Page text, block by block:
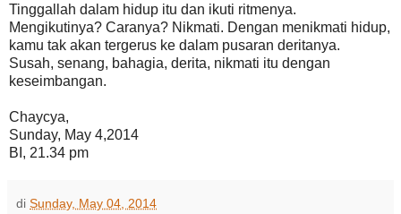
Tinggallah dalam hidup itu dan ikuti ritmenya.
Mengikutinya? Caranya? Nikmati. Dengan menikmati hidup,
kamu tak akan tergerus ke dalam pusaran deritanya.
Susah, senang, bahagia, derita, nikmati itu dengan
keseimbangan.
Chaycya,
Sunday, May 4,2014
BI, 21.34 pm
di Sunday, May 04, 2014